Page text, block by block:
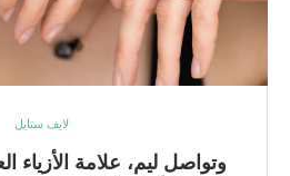
لايف ستايل
وتواصل ليم، علامة الأزياء